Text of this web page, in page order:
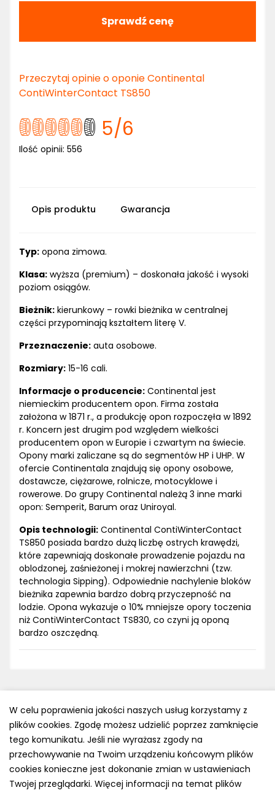
Sprawdź cenę
Przeczytaj opinie o oponie Continental
ContiWinterContact TS850
5/6
Ilość opinii: 556
Opis produktu Gwarancja
Typ: opona zimowa.
Klasa: wyższa (premium) – doskonała jakość i wysoki
poziom osiągów.
Bieżnik: kierunkowy – rowki bieżnika w centralnej
części przypominają kształtem literę V.
Przeznaczenie: auta osobowe.
Rozmiary: 15-16 cali.
Informacje o producencie: Continental jest
niemieckim producentem opon. Firma została
założona w 1871 r., a produkcję opon rozpoczęła w 1892
r. Koncern jest drugim pod względem wielkości
producentem opon w Europie i czwartym na świecie.
Opony marki zaliczane są do segmentów HP i UHP. W
ofercie Continentala znajdują się opony osobowe,
dostawcze, ciężarowe, rolnicze, motocyklowe i
rowerowe. Do grupy Continental należą 3 inne marki
opon: Semperit, Barum oraz Uniroyal.
Opis technologii: Continental ContiWinterContact
TS850 posiada bardzo dużą liczbę ostrych krawędzi,
które zapewniają doskonałe prowadzenie pojazdu na
oblodzonej, zaśnieżonej i mokrej nawierzchni (tzw.
technologia Sipping). Odpowiednie nachylenie bloków
bieżnika zapewnia bardzo dobrą przyczepność na
lodzie. Opona wykazuje o 10% mniejsze opory toczenia
niż ContiWinterContact TS830, co czyni ją oponą
bardzo oszczędną.
Polityka prywatności
e-mail: kontakt@opony.com.pl
Copyright © 2000-2023 Opony.com.pl
W celu poprawienia jakości naszych usług korzystamy z
plików cookies. Zgodę możesz udzielić poprzez zamknięcie
tego komunikatu. Jeśli nie wyrażasz zgody na
przechowywanie na Twoim urządzeniu końcowym plików
cookies konieczne jest dokonanie zmian w ustawieniach
Twojej przeglądarki. Więcej informacji na temat plików